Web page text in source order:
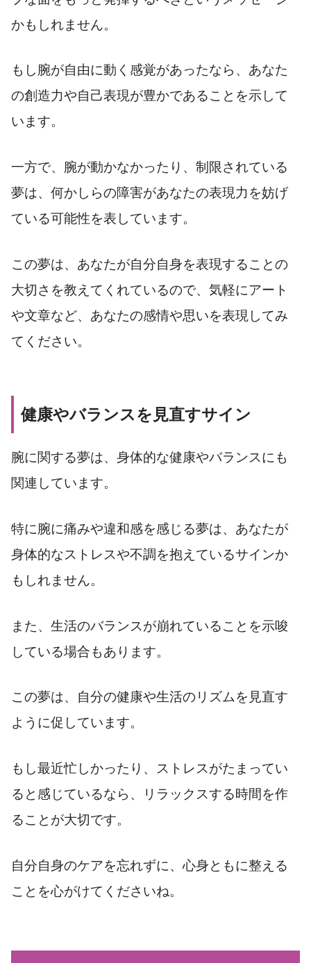
かもしれません。
もし腕が自由に動く感覚があったなら、あなた
の創造力や自己表現が豊かであることを示して
います。
一方で、腕が動かなかったり、制限されている
夢は、何かしらの障害があなたの表現力を妨げ
ている可能性を表しています。
この夢は、あなたが自分自身を表現することの
大切さを教えてくれているので、気軽にアート
や文章など、あなたの感情や思いを表現してみ
てください。
健康やバランスを見直すサイン
腕に関する夢は、身体的な健康やバランスにも
関連しています。
特に腕に痛みや違和感を感じる夢は、あなたが
身体的なストレスや不調を抱えているサインか
もしれません。
また、生活のバランスが崩れていることを示唆
している場合もあります。
この夢は、自分の健康や生活のリズムを見直す
ように促しています。
もし最近忙しかったり、ストレスがたまってい
ると感じているなら、リラックスする時間を作
ることが大切です。
自分自身のケアを忘れずに、心身ともに整える
ことを心がけてくださいね。